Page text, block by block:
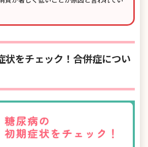
状をチェック！合併症につい